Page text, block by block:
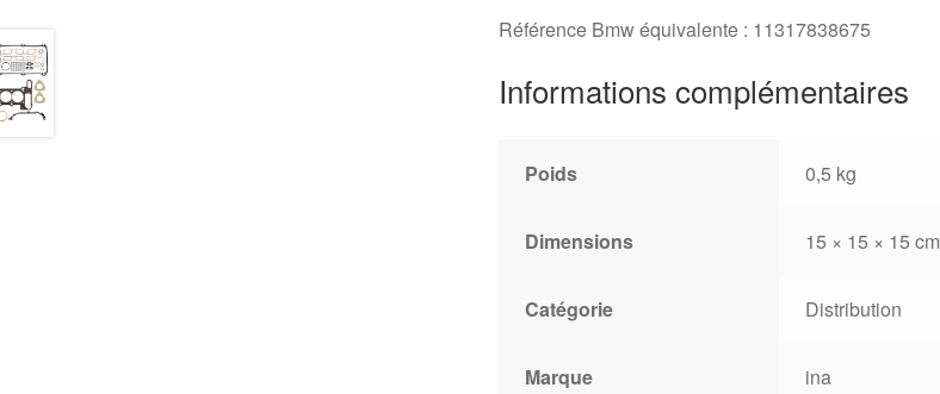
Référence Bmw équivalente : 11317838675
Informations complémentaires
Poids 0,5 kg
Dimensions 15 × 15 × 15 cm
Catégorie Distribution
Marque ina